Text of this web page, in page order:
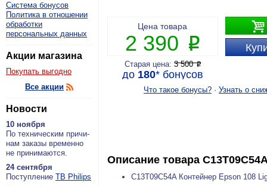
Система бонусов
Политика в отношении
обработки
персональных данных
Акции магазина
Покупать выгодно
Все акции
Новости
10 ноября
По тех­ни­че­ским при­чи­
нам за­ка­зы вре­мен­но
не при­ни­ма­ют­ся.
24 сентября
По­ступ­ле­ние ТВ Philips

Цена товара
2 390 P
Старая цена: 3 500P
до 180*бонусов
Что такое бонусы? · Узнать о
Описание товара
C13T09C54A Контейнер Epson 108